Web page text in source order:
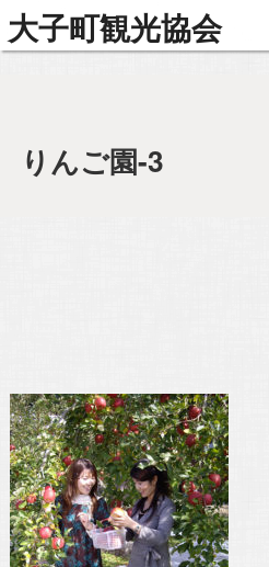
大子町観光協会
りんご園-3